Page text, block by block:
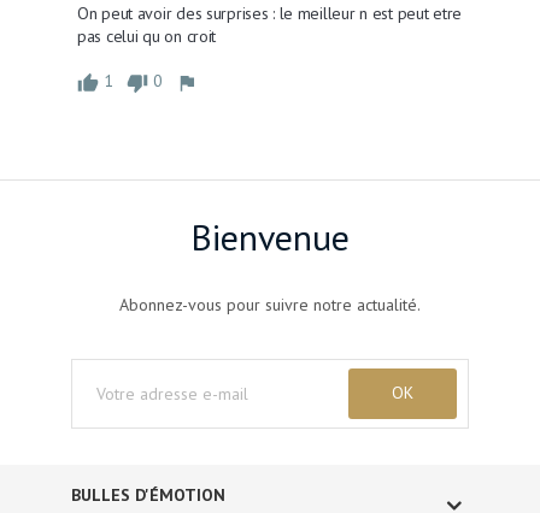
On peut avoir des surprises : le meilleur n est peut etre
pas celui qu on croit
1 0
Bienvenue
Abonnez-vous pour suivre notre actualité.
BULLES D'ÉMOTION